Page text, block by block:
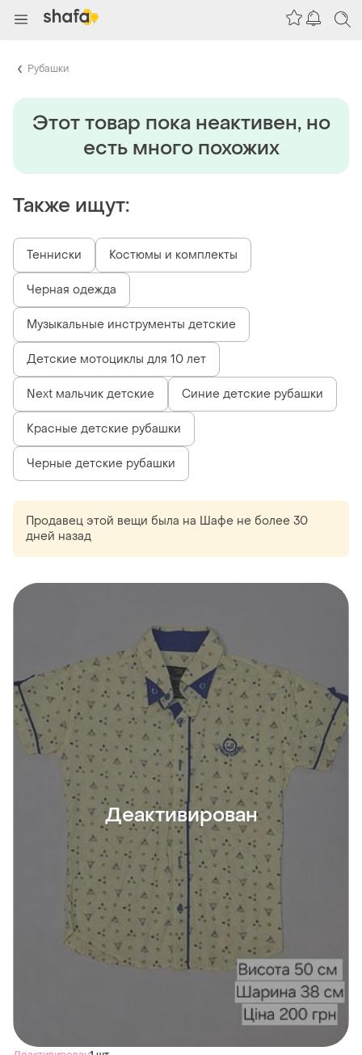
Рубашки
Этот товар пока неактивен, но
есть много похожих
Также ищут:
Тенниски Костюмы и комплекты
Черная одежда
Музыкальные инструменты детские
Детские мотоциклы для 10 лет
Next мальчик детские Синие детские рубашки
Красные детские рубашки
Черные детские рубашки
Продавец этой вещи была на Шафе не более 30
дней назад
Деактивирован